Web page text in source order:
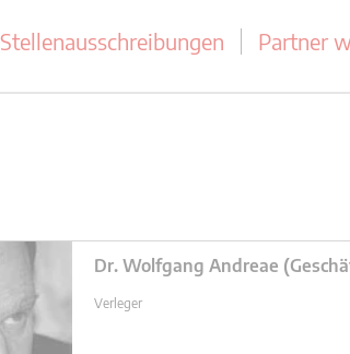
Stellenausschreibungen Partner
Dr. Wolfgang Andreae
Verleger